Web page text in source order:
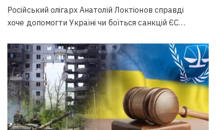
Російський олігарх Анатолій Локтіонов справді
хоче допомогти Україні чи боїться санкцій ЄС…